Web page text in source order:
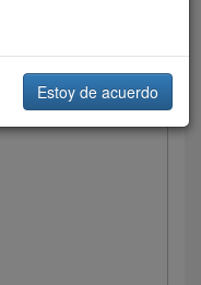
Estoy de acuerdo